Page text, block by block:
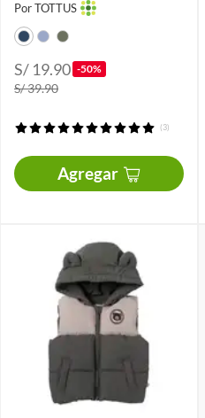
Por TOTTUS
S/ 19.90 -50%
S/ 39.90
(3)
Agregar